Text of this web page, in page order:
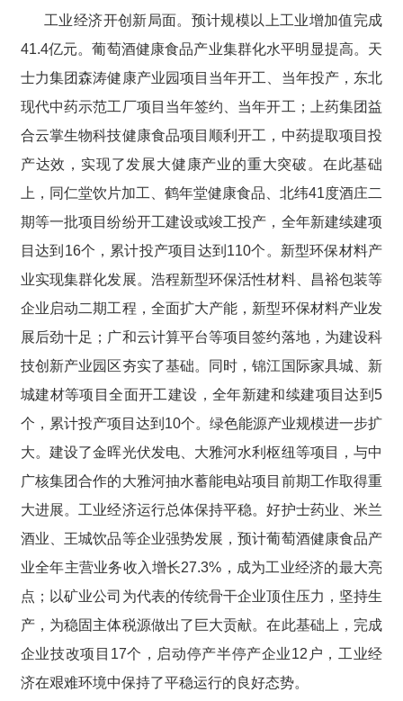
工业经济开创新局面。预计规模以上工业增加值完成
41.4亿元。葡萄酒健康食品产业集群化水平明显提高。天
士力集团森涛健康产业园项目当年开工、当年投产，东北
现代中药示范工厂项目当年签约、当年开工；上药集团益
合云掌生物科技健康食品项目顺利开工，中药提取项目投
产达效，实现了发展大健康产业的重大突破。在此基础
上，同仁堂饮片加工、鹤年堂健康食品、北纬41度酒庄二
期等一批项目纷纷开工建设或竣工投产，全年新建续建项
目达到16个，累计投产项目达到110个。新型环保材料产
业实现集群化发展。浩程新型环保活性材料、昌裕包装等
企业启动二期工程，全面扩大产能，新型环保材料产业发
展后劲十足；广和云计算平台等项目签约落地，为建设科
技创新产业园区夯实了基础。同时，锦江国际家具城、新
城建材等项目全面开工建设，全年新建和续建项目达到5
个，累计投产项目达到10个。绿色能源产业规模进一步扩
大。建设了金晖光伏发电、大雅河水利枢纽等项目，与中
广核集团合作的大雅河抽水蓄能电站项目前期工作取得重
大进展。工业经济运行总体保持平稳。好护士药业、米兰
酒业、王城饮品等企业强势发展，预计葡萄酒健康食品产
业全年主营业务收入增长27.3%，成为工业经济的最大亮
点；以矿业公司为代表的传统骨干企业顶住压力，坚持生
产，为稳固主体税源做出了巨大贡献。在此基础上，完成
企业技改项目17个，启动停产半停产企业12户，工业经
济在艰难环境中保持了平稳运行的良好态势。